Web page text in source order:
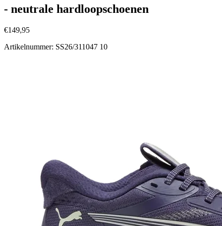
- neutrale hardloopschoenen
€149,95
Artikelnummer: SS26/311047 10